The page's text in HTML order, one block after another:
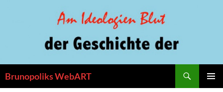
Brunopoliks WebART